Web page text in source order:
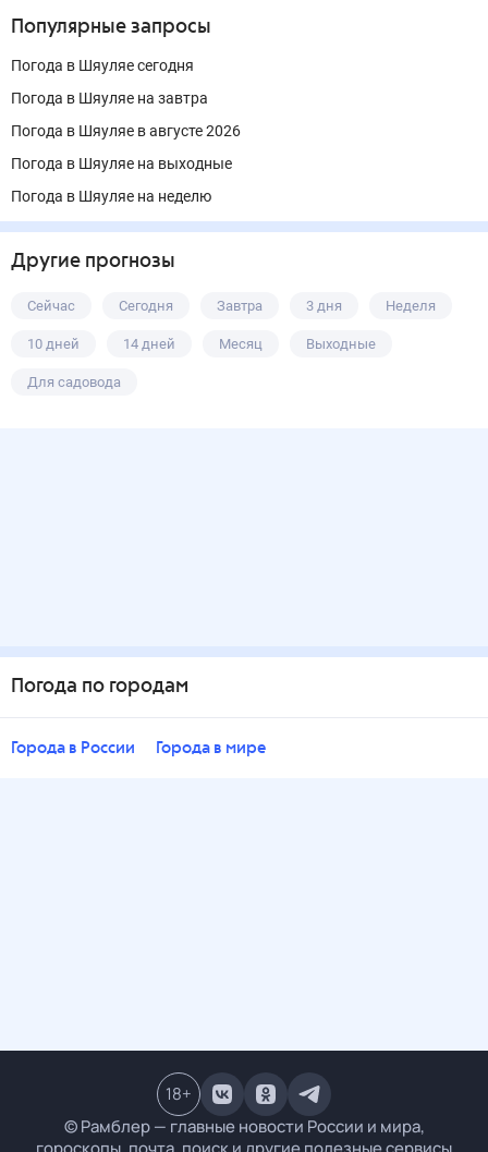
Популярные запросы
Погода в Шяуляе сегодня
Погода в Шяуляе на завтра
Погода в Шяуляе в августе 2026
Погода в Шяуляе на выходные
Погода в Шяуляе на неделю
Другие прогнозы
Сейчас Сегодня Завтра 3 дня Неделя
10 дней 14 дней Месяц Выходные
Для садовода
Погода по городам
Города в России Города в мире
© Рамблер — главные новости России и мира,
18+